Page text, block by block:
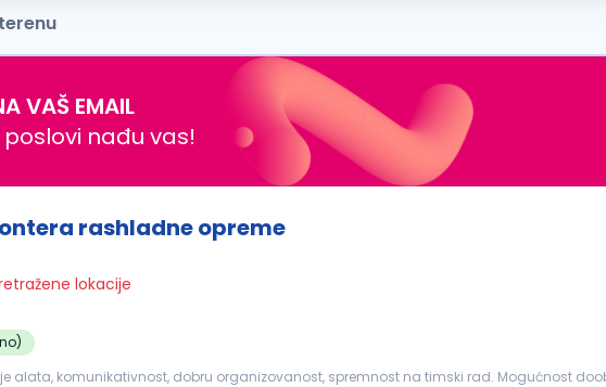
VAŠ EMAIL
nađu vas!
rashladne opreme
lokacije
alata, komunikativnost, dobru organizovanost, spremnost na timski rad. Mogućnost